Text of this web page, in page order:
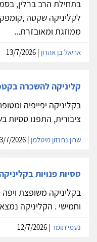
בתחילת הרב ברלין,
לקליניקה שקטה
ממוזגת ומאובזרת...
אריאל בן אהרון
קליניקה להשכרה
בקליניקה יפייפיה
ציבורית, התפנו ססיות
שרון נתנזון מיטלמן
ססיות פנויות
בקליניקה משופצת ויפה
וחמישי . הקליניקה
נעמי תומר